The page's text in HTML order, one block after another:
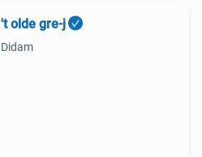
't olde gre-j
Didam